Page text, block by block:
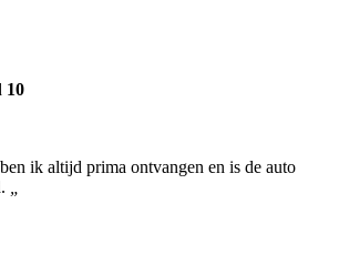
10
ik altijd prima ontvangen en is de auto